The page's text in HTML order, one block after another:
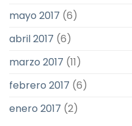
mayo 2017 (6)
abril 2017 (6)
marzo 2017 (11)
febrero 2017 (6)
enero 2017 (2)